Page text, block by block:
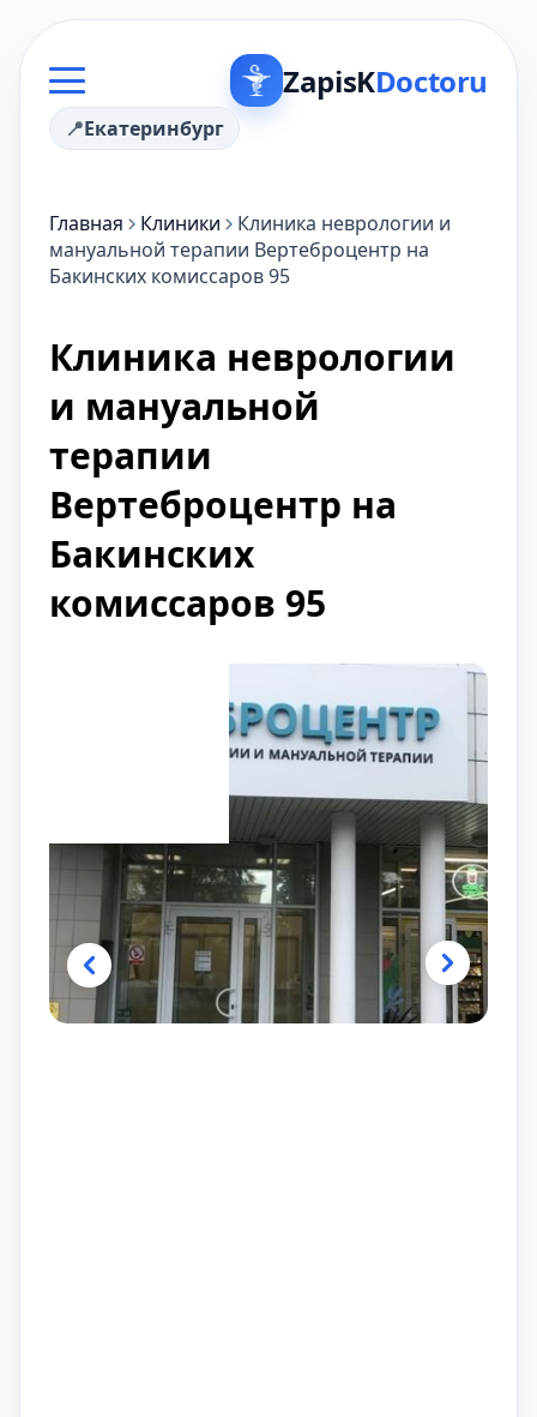
ZapisKDoctoru
Екатеринбург
Главная Клиники
Клиника неврологии и
мануальной терапии Вертеброцентр на
Бакинских комиссаров 95
Клиника неврологии
и мануальной
терапии
Вертеброцентр на
Бакинских
комиссаров 95